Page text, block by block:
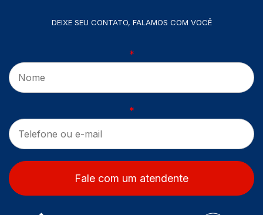
DEIXE SEU CONTATO, FALAMOS COM VOCÊ
*
*
Fale com um atendente